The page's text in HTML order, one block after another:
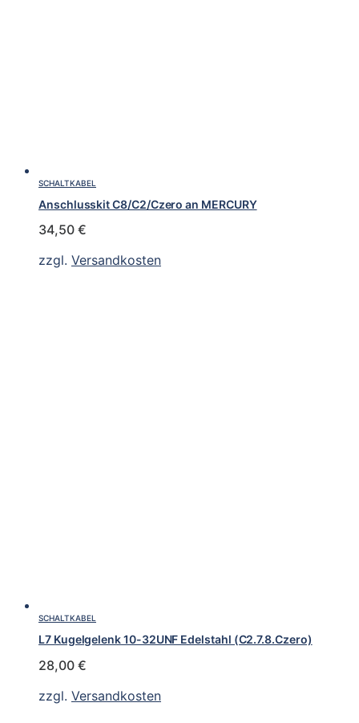
SCHALTKABEL
Anschlusskit C8/C2/Czero an MERCURY
34,50 €
zzgl. Versandkosten
SCHALTKABEL
L7 Kugelgelenk 10-32UNF Edelstahl (C2.7.8.Czero)
28,00 €
zzgl. Versandkosten